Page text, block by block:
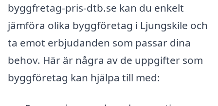
byggfretag-pris-dtb.se kan du enkelt
jämföra olika byggföretag i Ljungskile och
ta emot erbjudanden som passar dina
behov. Här är några av de uppgifter som
byggföretag kan hjälpa till med: